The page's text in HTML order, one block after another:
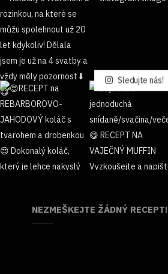
Sledujte nás!
NEZMEŠKEJTE ŽÁDNÝ RECEPT!